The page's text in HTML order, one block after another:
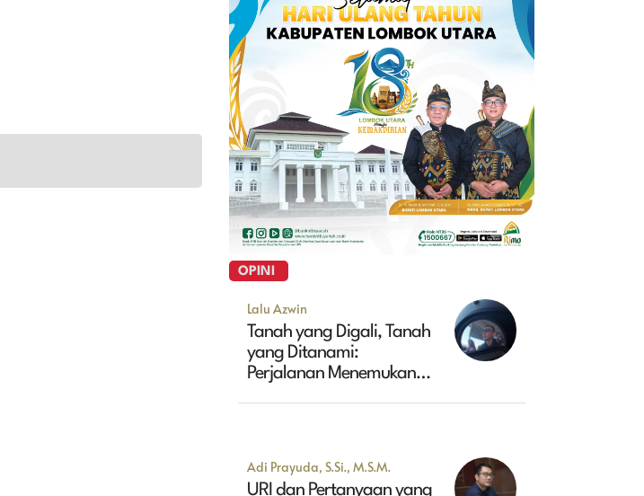
OPINI
Lalu Azwin
Tanah yang Digali, Tanah
yang Ditanami:
Perjalanan Menemukan
Adi Prayuda, S.Si., M.S.M.
URI dan Pertanyaan yang